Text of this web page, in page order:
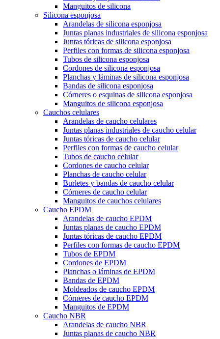
Manguitos de silicona
Silicona esponjosa
Arandelas de silicona esponjosa
Juntas planas industriales de silicona esponjosa
Juntas tóricas de silicona esponjosa
Perfiles con formas de silicona esponjosa
Tubos de silicona esponjosa
Cordones de silicona esponjosa
Planchas y láminas de silicona esponjosa
Bandas de silicona esponjosa
Córneres o esquinas de silicona esponjosa
Manguitos de silicona esponjosa
Cauchos celulares
Arandelas de caucho celulares
Juntas planas industriales de caucho celular
Juntas tóricas de caucho celular
Perfiles con formas de caucho celular
Tubos de caucho celular
Cordones de caucho celular
Planchas de caucho celular
Burletes y bandas de caucho celular
Córneres de caucho celular
Manguitos de cauchos celulares
Caucho EPDM
Arandelas de caucho EPDM
Juntas planas de caucho EPDM
Juntas tóricas de caucho EPDM
Perfiles con formas de caucho EPDM
Tubos de EPDM
Cordones de EPDM
Planchas o láminas de EPDM
Bandas de EPDM
Moldeados de caucho EPDM
Córneres de caucho EPDM
Manguitos de EPDM
Caucho NBR
Arandelas de caucho NBR
Juntas planas de caucho NBR